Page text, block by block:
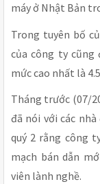
máy ở Nhật Bản
Trong tuyên bố
của công ty cũng
mức cao nhất là
Tháng trước (07/
đã nói với các
quý 2 rằng công
mạch bán dẫn
viên lành nghề.